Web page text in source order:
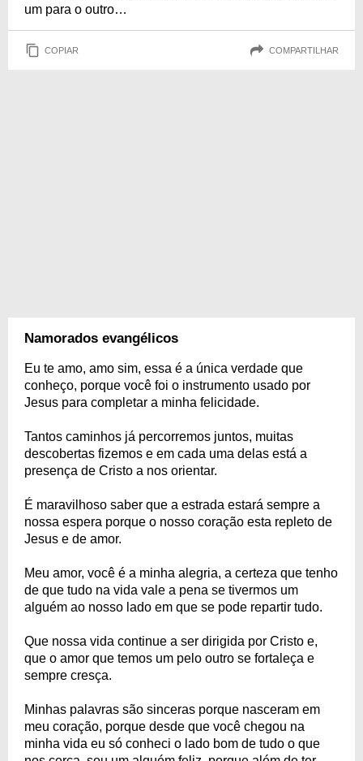
um para o outro…
COPIAR COMPARTILHAR
Namorados evangélicos
Eu te amo, amo sim, essa é a única verdade que
conheço, porque você foi o instrumento usado por
Jesus para completar a minha felicidade.
Tantos caminhos já percorremos juntos, muitas
descobertas fizemos e em cada uma delas está a
presença de Cristo a nos orientar.
É maravilhoso saber que a estrada estará sempre a
nossa espera porque o nosso coração esta repleto de
Jesus e de amor.
Meu amor, você é a minha alegria, a certeza que tenho
de que tudo na vida vale a pena se tivermos um
alguém ao nosso lado em que se pode repartir tudo.
Que nossa vida continue a ser dirigida por Cristo e,
que o amor que temos um pelo outro se fortaleça e
sempre cresça.
Minhas palavras são sinceras porque nasceram em
meu coração, porque desde que você chegou na
minha vida eu só conheci o lado bom de tudo o que